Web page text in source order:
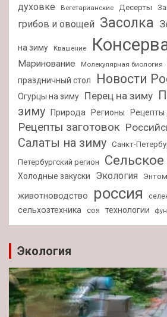
духовке
Вегетарианские Десерты
грибов и овощей Засолка
на зиму Квашение
Маринование Молекулярная биология
праздничный стол
Новости
Огурцы на зиму Перец на зиму
зиму
Природа Регионы
Рецепты заготовок
Салаты на зиму Санкт-
Петербургский регион
Холодные закуски Экология
животноводство россия
сельхозтехника соя технологии
Экология